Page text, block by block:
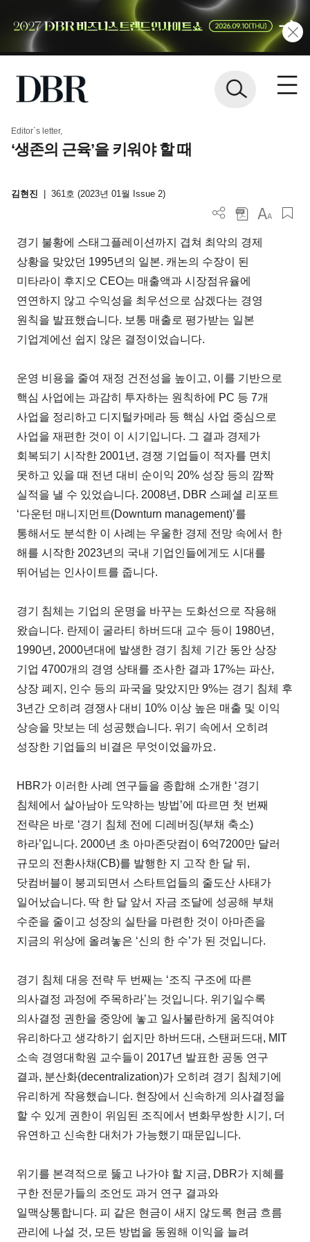
Editor`s letter,
‘생존의 근육’을 키워야 할 때
김현진 361호 (2023년 01월 Issue 2)
경기 불황에 스태그플레이션까지 겹쳐 최악의 경제
상황을 맞았던 1995년의 일본. 캐논의 수장이 된
미타라이 후지오 CEO는 매출액과 시장점유율에
연연하지 않고 수익성을 최우선으로 삼겠다는 경영
원칙을 발표했습니다. 보통 매출로 평가받는 일본
기업계에선 쉽지 않은 결정이었습니다.
운영 비용을 줄여 재정 건전성을 높이고, 이를 기반으로
핵심 사업에는 과감히 투자하는 원칙하에 PC 등 7개
사업을 정리하고 디지털카메라 등 핵심 사업 중심으로
사업을 재편한 것이 이 시기입니다. 그 결과 경제가
회복되기 시작한 2001년, 경쟁 기업들이 적자를 면치
못하고 있을 때 전년 대비 순이익 20% 성장 등의 깜짝
실적을 낼 수 있었습니다. 2008년, DBR 스페셜 리포트
‘다운턴 매니지먼트(Downturn management)’를
통해서도 분석한 이 사례는 우울한 경제 전망 속에서 한
해를 시작한 2023년의 국내 기업인들에게도 시대를
뛰어넘는 인사이트를 줍니다.
경기 침체는 기업의 운명을 바꾸는 도화선으로 작용해
왔습니다. 란제이 굴라티 하버드대 교수 등이 1980년,
1990년, 2000년대에 발생한 경기 침체 기간 동안 상장
기업 4700개의 경영 상태를 조사한 결과 17%는 파산,
상장 폐지, 인수 등의 파국을 맞았지만 9%는 경기 침체 후
3년간 오히려 경쟁사 대비 10% 이상 높은 매출 및 이익
상승을 맛보는 데 성공했습니다. 위기 속에서 오히려
성장한 기업들의 비결은 무엇이었을까요.
HBR가 이러한 사례 연구들을 종합해 소개한 ‘경기
침체에서 살아남아 도약하는 방법’에 따르면 첫 번째
전략은 바로 ‘경기 침체 전에 디레버징(부채 축소)
하라’입니다. 2000년 초 아마존닷컴이 6억7200만 달러
규모의 전환사채(CB)를 발행한 지 고작 한 달 뒤,
닷컴버블이 붕괴되면서 스타트업들의 줄도산 사태가
일어났습니다. 딱 한 달 앞서 자금 조달에 성공해 부채
수준을 줄이고 성장의 실탄을 마련한 것이 아마존을
지금의 위상에 올려놓은 ‘신의 한 수’가 된 것입니다.
경기 침체 대응 전략 두 번째는 ‘조직 구조에 따른
의사결정 과정에 주목하라’는 것입니다. 위기일수록
의사결정 권한을 중앙에 놓고 일사불란하게 움직여야
유리하다고 생각하기 쉽지만 하버드대, 스탠퍼드대, MIT
소속 경영대학원 교수들이 2017년 발표한 공동 연구
결과, 분산화(decentralization)가 오히려 경기 침체기에
유리하게 작용했습니다. 현장에서 신속하게 의사결정을
할 수 있게 권한이 위임된 조직에서 변화무쌍한 시기, 더
유연하고 신속한 대처가 가능했기 때문입니다.
위기를 본격적으로 뚫고 나가야 할 지금, DBR가 지혜를
구한 전문가들의 조언도 과거 연구 결과와
일맥상통합니다. 피 같은 현금이 새지 않도록 현금 흐름
관리에 나설 것, 모든 방법을 동원해 이익을 늘려